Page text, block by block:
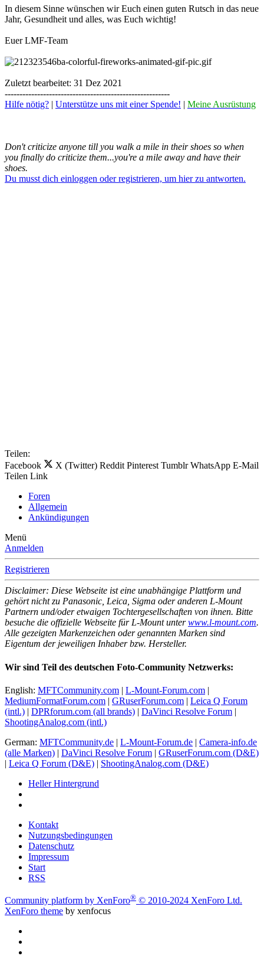
In diesem Sinne wünschen wir Euch einen guten Rutsch in das neue
Jahr, Gesundheit und alles, was Euch wichtig!
Euer LMF-Team
Zuletzt bearbeitet: 31 Dez 2021
--------------------------------------------------------
Hilfe nötig?
Unterstütze uns mit einer Spende! Meine Ausrüstung
Don't criticize anyone till you walk a mile in their shoes so when
you finally do criticize them...you're a mile away and have their
shoes.
Du musst dich einloggen oder registrieren, um hier zu antworten.
Teilen:
Facebook
X (Twitter) Reddit Pinterest Tumblr WhatsApp E-Mail
Teilen Link
Foren
Allgemein
Ankündigungen
Menü
Anmelden
Registrieren
Disclaimer: Diese Webseite ist eine unabhängige Plattform und
gehört nicht zu Panasonic, Leica, Sigma oder anderen L-Mount
Partnern und/oder etwaigen Tochtergesellschaften von ihnen. Bitte
besuche die offizielle Webseite für L-Mount unterwww.l-mount.com.
Alle gezeigten Markenzeichen oder genannten Marken sind
Eigentum der jeweiligen Inhaber bzw. Hersteller.
Wir sind Teil des deutschen Foto-Community Netzwerks:
English: MFTCommunity.com | L-Mount-Forum.com |
MediumFormatForum.com | GRuserForum.com | Leica Q Forum
(intl.) | DPRforum.com (all brands) | DaVinci Resolve Forum |
ShootingAnalog.com (intl.)
German: MFTCommunity.de | L-Mount-Forum.de | Camera-info.de
(alle Marken) | DaVinci Resolve Forum | GRuserForum.com (D&E)
| Leica Q Forum (D&E) | ShootingAnalog.com (D&E)
Heller Hintergrund
Kontakt
Nutzungsbedingungen
Datenschutz
Impressum
Start
RSS
Community platform by XenForo® © 2010-2024 XenForo Ltd.
XenForo theme by xenfocus